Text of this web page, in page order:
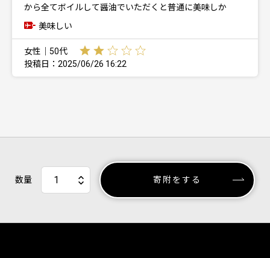
から全てボイルして醤油でいただくと普通に美味しか
美味しい
女性｜50代
投稿日：2025/06/26 16:22
数量 寄附をする